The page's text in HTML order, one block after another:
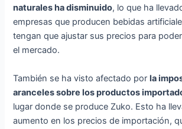
naturales ha disminuido, lo que ha
empresas que producen bebidas
tengan que ajustar sus precios para
el mercado.
También se ha visto afectado porla
aranceles sobre los productos
lugar donde se produce Zuko. Esto ha
aumento en los precios de importación,